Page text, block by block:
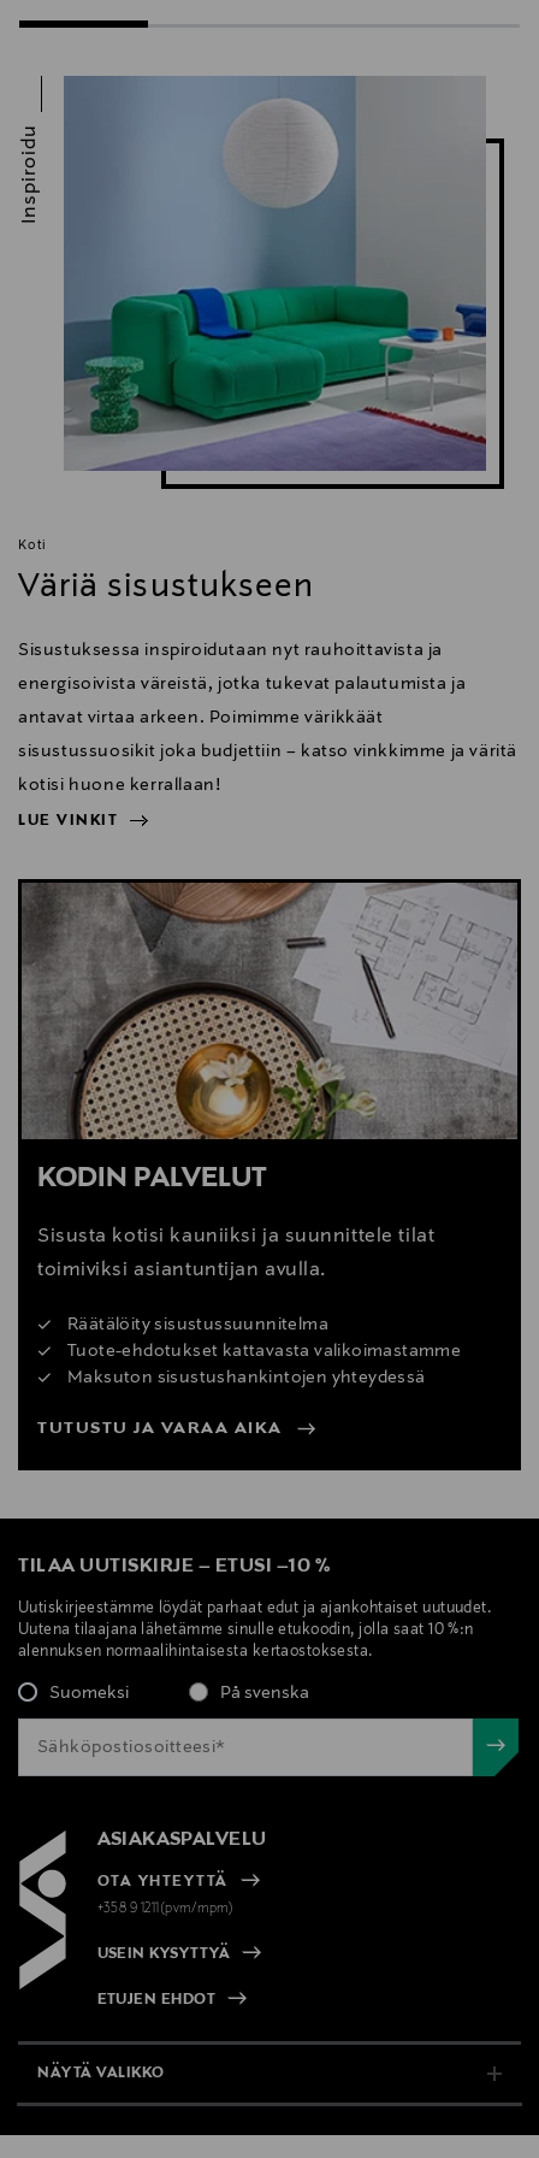
Koti
Väriä sisustukseen
Sisustuksessa inspiroidutaan nyt rauhoittavista ja
energisoivista väreistä, jotka tukevat palautumista ja
antavat virtaa arkeen. Poimimme värikkäät
sisustussuosikit joka budjettiin – katso vinkkimme ja väritä
kotisi huone kerrallaan!
LUE VINKIT
Inspiroidu
LUE VINKIT
KODIN PALVELUT
Sisusta kotisi kauniiksi ja suunnittele tilat
toimiviksi asiantuntijan avulla.
Räätälöity sisustussuunnitelma
Tuote-ehdotukset kattavasta valikoimastamme
Maksuton sisustushankintojen yhteydessä
TUTUSTU JA VARAA AIKA
TILAA UUTISKIRJE – ETUSI –10 %
Uutiskirjeestämme löydät parhaat edut ja ajankohtaiset uutuudet.
Uutena tilaajana lähetämme sinulle etukoodin, jolla saat 10 %:n
alennuksen normaalihintaisesta kertaostoksesta.
Suomeksi På svenska
ASIAKASPALVELU
OTA YHTEYTTÄ
+358 9 1211(pvm/mpm)
USEIN KYSYTTYÄ
ETUJEN EHDOT
NÄYTÄ VALIKKO